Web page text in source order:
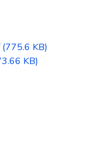
(775.6 KB)
KB)